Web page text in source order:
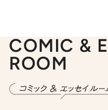
COMIC &
ROOM